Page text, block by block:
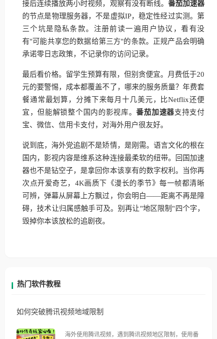
接后连续播放两小时视频，观察有没有断线。 番茄加速器
的节点是物理服务器，不是虚拟IP，稳定性经过实测。第
三个坑是隐私条款。注册前读一遍用户协议，看有没
有"可能共享您的数据给第三方"的条款。正规产品会明确
承诺零日志政策，不记录你的访问记录。
最后看价格。留学生预算有限，但别贪便宜。月费低于20
元的要警惕，成本都覆盖不了，哪来的服务质量？年费套
餐通常最划算，分摊下来每月十几美元，比Netflix还便
宜，但能解锁整个国内的影视库。番茄加速器支持支付
宝、微信、信用卡支付，对海外用户很友好。
说到底，海外党追剧不是矫情，是刚需。语言文化的根在
国内，影视内容是维系这种连接最柔软的纽带。回国加速
器也不是钻空子，是拿回你本该享有的数字权利。当你再
次点开爱奇艺，4K画质下《漫长的季节》每一帧都清晰
可辨，弹幕从屏幕上方飘过，你会明白——距离不再是障
碍，技术让归属感触手可及。别再让"地区限制"四个字，
毁掉你本该放松的追剧夜。
热门软件教程
如何突破腾讯视频地域限制
海外使用腾讯视频，遇到腾讯视频地区限制，使用番